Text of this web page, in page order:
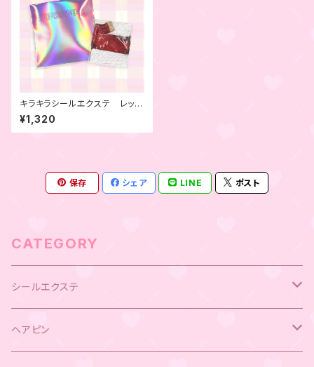
キラキラシールエクステ レッ
ド 4本セット
¥1,320
保存 シェア LINE ポスト
CATEGORY
シールエクステ
キラキラシールエクステ
ヘアピン